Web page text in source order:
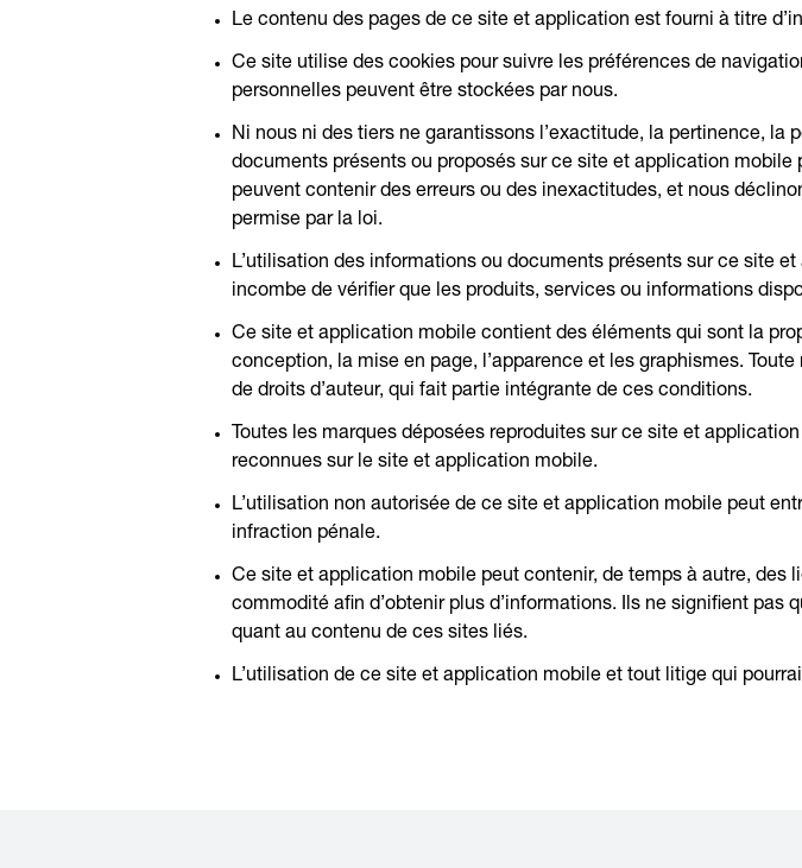
Le contenu des pages de ce site et application est fourni à titre
Ce site utilise des cookies pour suivre les préférences de
personnelles peuvent être stockées par nous.
Ni nous ni des tiers ne garantissons l’exactitude, la pertinence, la
documents présents ou proposés sur ce site et application
peuvent contenir des erreurs ou des inexactitudes, et nous
permise par la loi.
L’utilisation des informations ou documents présents sur ce site
incombe de vérifier que les produits, services ou informations
Ce site et application mobile contient des éléments qui sont la
conception, la mise en page, l’apparence et les graphismes.
de droits d’auteur, qui fait partie intégrante de ces conditions.
Toutes les marques déposées reproduites sur ce site et
reconnues sur le site et application mobile.
L’utilisation non autorisée de ce site et application mobile peut
infraction pénale.
Ce site et application mobile peut contenir, de temps à autre, des
commodité afin d’obtenir plus d’informations. Ils ne signifient pas
quant au contenu de ces sites liés.
L’utilisation de ce site et application mobile et tout litige qui